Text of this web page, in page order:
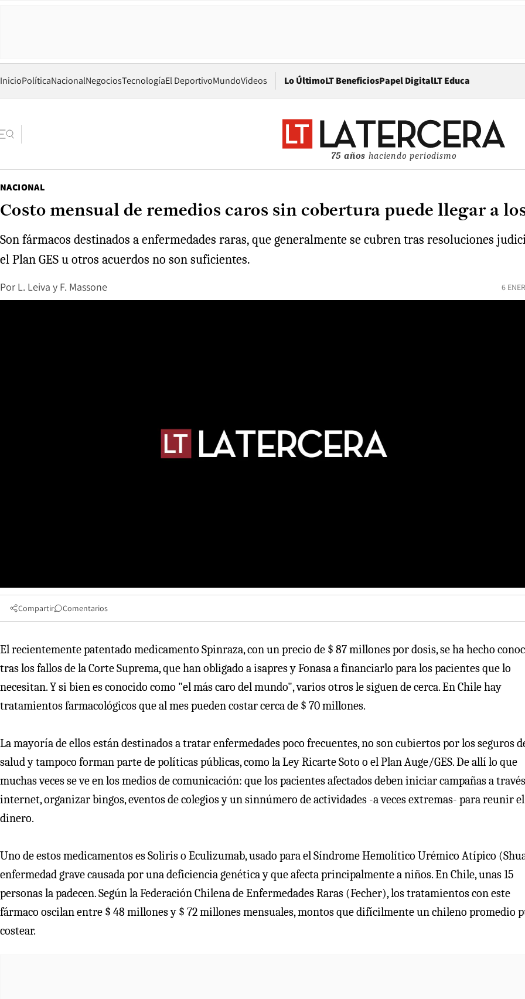
InicioPolíticaNacionalNegociosTecnologíaEl DeportivoMundoVideos Lo ÚltimoLT BeneficiosPapel DigitalOpens in new window
LT Educa
75 años haciendo periodismo
NACIONAL
Costo mensual de remedios caros sin cobertura puede llegar a
Son fármacos destinados a enfermedades raras, que generalmente se cubren tras resoluciones
el Plan GES u otros acuerdos no son suficientes.
Por L. Leiva y F. Massone 6
Compartir Comentarios
El recientemente patentado medicamento Spinraza, con un precio de $ 87 millones por dosis, se ha hecho
tras los fallos de la Corte Suprema, que han obligado a isapres y Fonasa a financiarlo para los pacientes que lo
necesitan. Y si bien es conocido como "el más caro del mundo", varios otros le siguen de cerca. En Chile hay
tratamientos farmacológicos que al mes pueden costar cerca de $ 70 millones.
La mayoría de ellos están destinados a tratar enfermedades poco frecuentes, no son cubiertos por los seguros
salud y tampoco forman parte de políticas públicas, como la Ley Ricarte Soto o el Plan Auge/GES. De allí lo que
muchas veces se ve en los medios de comunicación: que los pacientes afectados deben iniciar campañas a
internet, organizar bingos, eventos de colegios y un sinnúmero de actividades -a veces extremas- para reunir el
dinero.
Uno de estos medicamentos es Soliris o Eculizumab, usado para el Síndrome Hemolítico Urémico Atípico
enfermedad grave causada por una deficiencia genética y que afecta principalmente a niños. En Chile, unas 15
personas la padecen. Según la Federación Chilena de Enfermedades Raras (Fecher), los tratamientos con este
fármaco oscilan entre $ 48 millones y $ 72 millones mensuales, montos que difícilmente un chileno promedio
costear.